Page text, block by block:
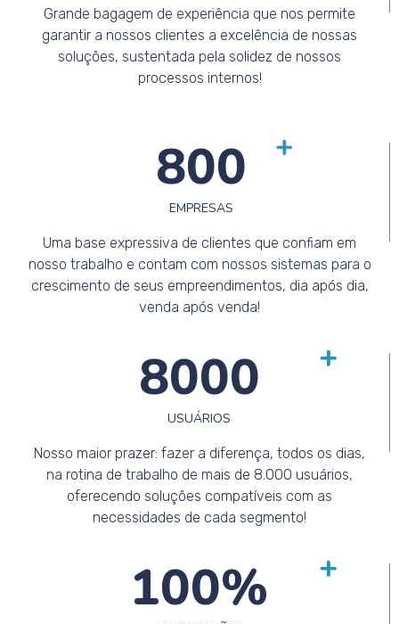
Grande bagagem de experiência que nos permite
garantir a nossos clientes a excelência de nossas
soluções, sustentada pela solidez de nossos
processos internos!
EMPRESAS
800
Uma base expressiva de clientes que confiam em
nosso trabalho e contam com nossos sistemas para o
crescimento de seus empreendimentos, dia após dia,
venda após venda!
USUÁRIOS
8000
Nosso maior prazer: fazer a diferença, todos os dias,
na rotina de trabalho de mais de 8.000 usuários,
oferecendo soluções compatíveis com as
necessidades de cada segmento!
100%